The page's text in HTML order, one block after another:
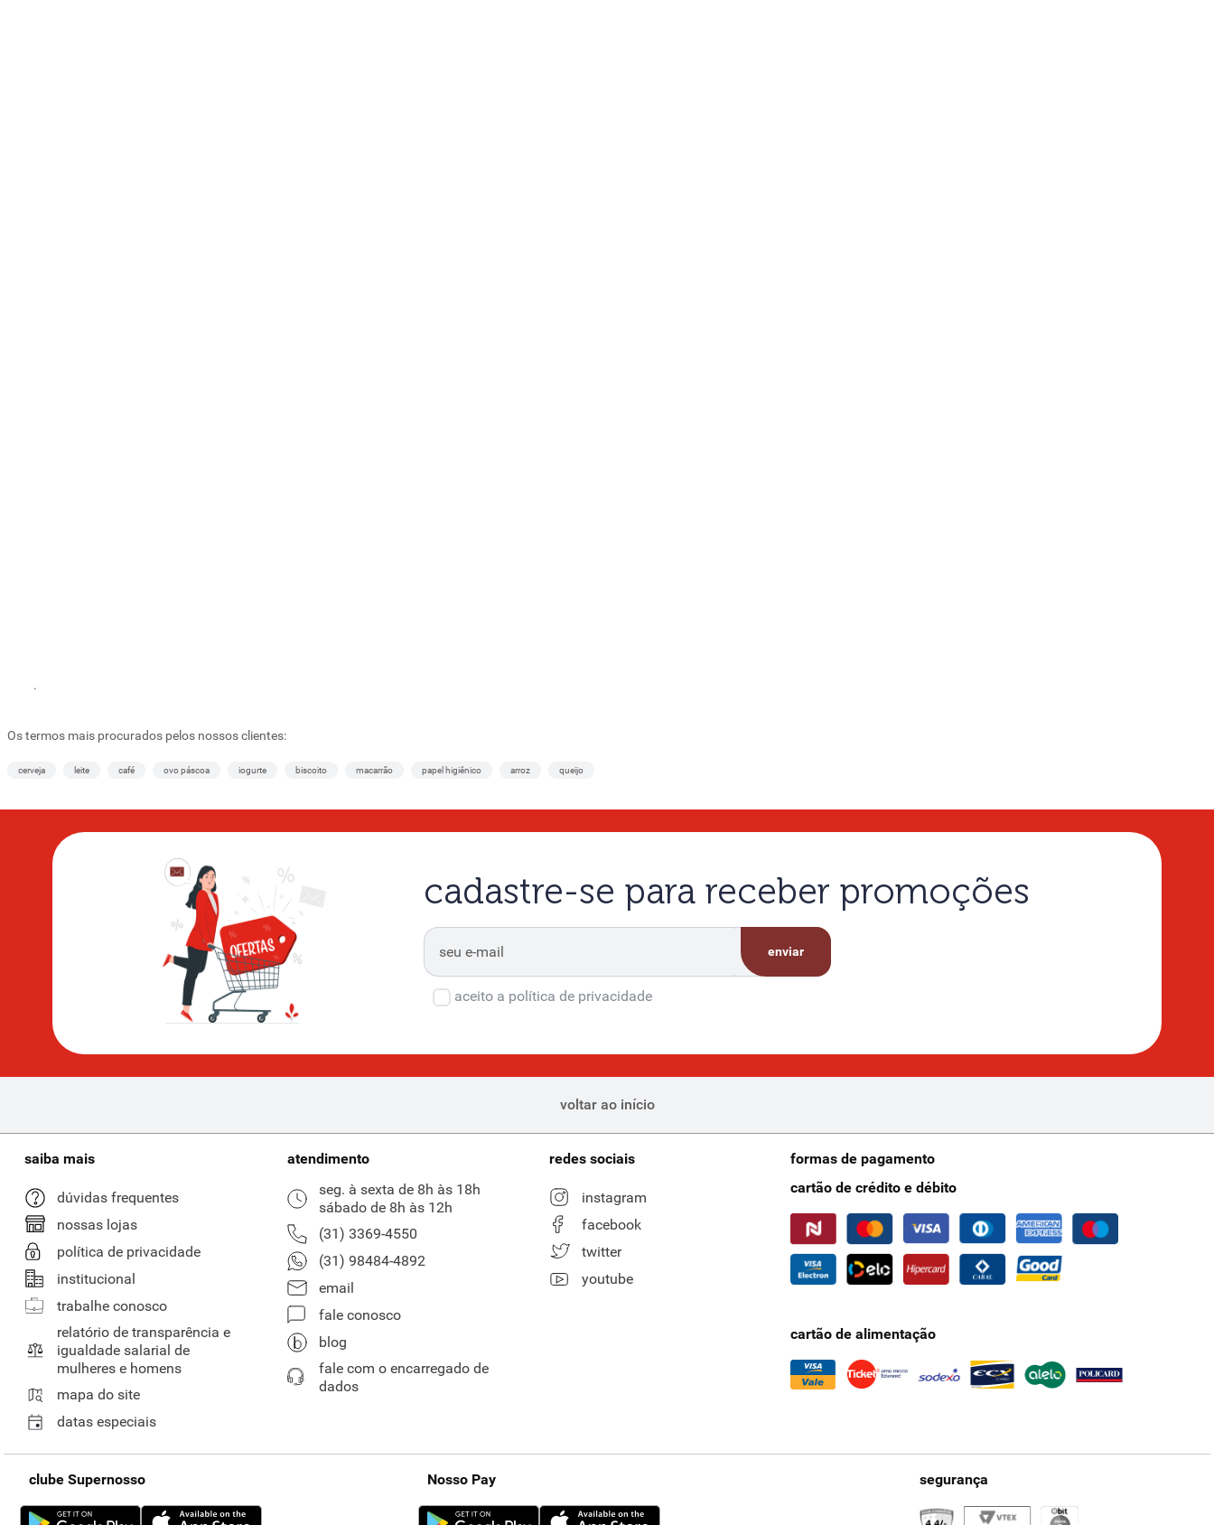
.
Os termos mais procurados pelos nossos clientes:
cerveja leite café ovo páscoa iogurte biscoito macarrão papel higiênico arroz queijo
cadastre-se para receber promoções
enviar
aceito a política de privacidade
voltar ao início
saiba mais
dúvidas frequentes
nossas lojas
política de privacidade
institucional
trabalhe conosco
relatório de transparência e
igualdade salarial de
mulheres e homens
mapa do site
datas especiais
atendimento
seg. à sexta de 8h às 18h
sábado de 8h às 12h
(31) 3369-4550
(31) 98484-4892
email
fale conosco
blog
fale com o encarregado de
dados
redes sociais
instagram
facebook
twitter
youtube
formas de pagamento
cartão de crédito e débito
cartão de alimentação
clube Supernosso Nosso Pay segurança